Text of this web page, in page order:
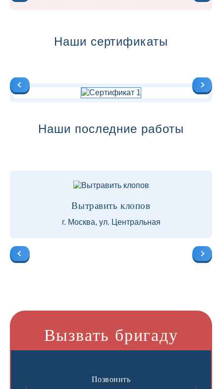
Наши сертификаты
Наши последние работы
Вытравить клопов
г. Москва, ул. Центральная
Вызвать бригаду
Позвонить